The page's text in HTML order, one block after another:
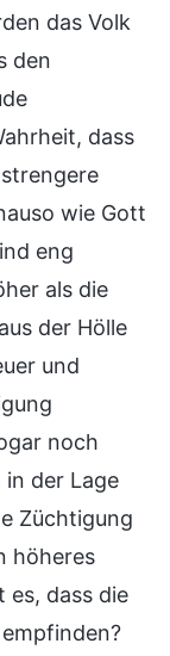
das Volk
den
dass
wie Gott
eng
als die
der Hölle
und
noch
in der Lage
Züchtigung
höheres
es, dass die